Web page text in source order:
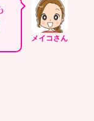
メイコさん